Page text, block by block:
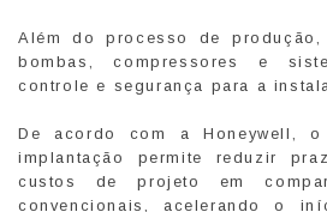
Além do processo de produção,
bombas, compressores e
controle e segurança para a
De acordo com a Honeywell,
implantação permite reduzir
custos de projeto em
convencionais, acelerando o